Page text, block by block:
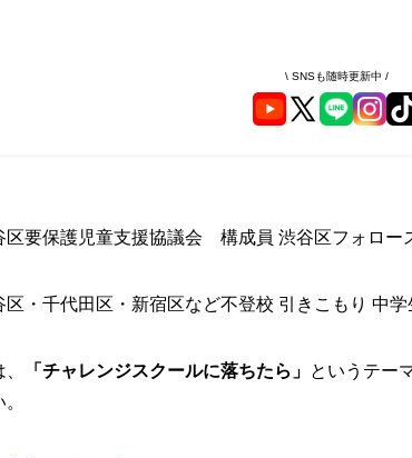
\ SNSも随時更新中 /
区要保護児童支援協議会 構成員 渋谷区フォロー
区・千代田区・新宿区など不登校 引きこもり 中学
「チャレンジスクールに落ちたら」 というテー